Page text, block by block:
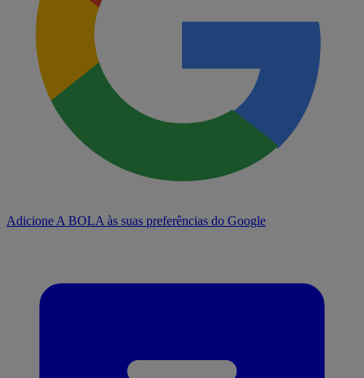
Adicione A BOLA às suas preferências do Google